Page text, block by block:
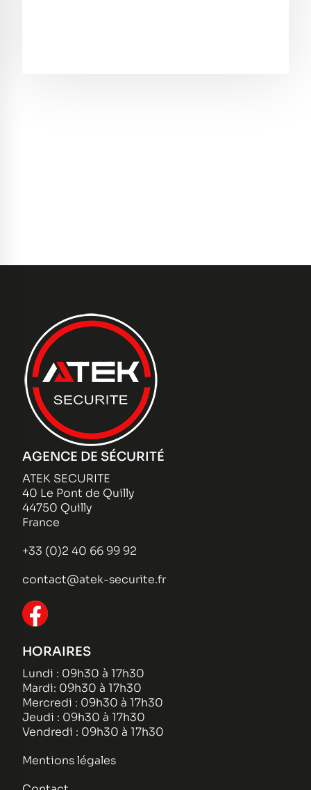
AGENCE DE SÉCURITÉ
ATEK SECURITE
40 Le Pont de Quilly
44750 Quilly
France
+33 (0)2 40 66 99 92
contact@atek-securite.fr
HORAIRES
Lundi : 09h30 à 17h30
Mardi: 09h30 à 17h30
Mercredi : 09h30 à 17h30
Jeudi : 09h30 à 17h30
Vendredi : 09h30 à 17h30
Mentions légales